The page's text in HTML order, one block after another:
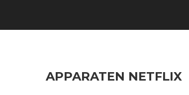
APPARATEN NETFLIX